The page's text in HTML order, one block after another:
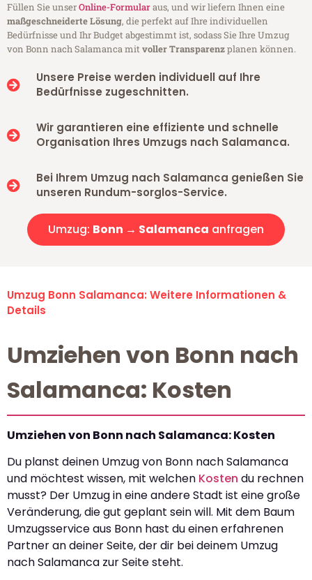
Füllen Sie unserOnline-Formularaus, und wir liefern Ihnen eine
maßgeschneiderte Lösung, die perfekt auf Ihre individuellen
Bedürfnisse und Ihr Budget abgestimmt ist, sodass Sie Ihre Umzug
von Bonn nach Salamanca mitvoller Transparenzplanen können.
Unsere Preise werden individuell auf Ihre
Bedürfnisse zugeschnitten.
Wir garantieren eine effiziente und schnelle
Organisation Ihres Umzugs nach Salamanca.
Bei Ihrem Umzug nach Salamanca genießen Sie
unseren Rundum-sorglos-Service.
Umzug: Bonn → Salamanca anfragen
Umzug Bonn Salamanca: Weitere Informationen &
Details
Umziehen von Bonn nach
Salamanca: Kosten
Umziehen von Bonn nach Salamanca: Kosten
Du planst deinen Umzug von Bonn nach Salamanca
und möchtest wissen, mit welchen Kosten du rechnen
musst? Der Umzug in eine andere Stadt ist eine große
Veränderung, die gut geplant sein will. Mit dem Baum
Umzugsservice aus Bonn hast du einen erfahrenen
Partner an deiner Seite, der dir bei deinem Umzug
nach Salamanca zur Seite steht.